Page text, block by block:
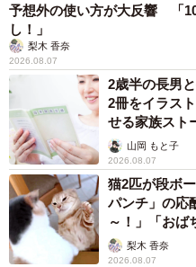
予想外の使い方が大反響 「
し！」
梨木 香奈
2026.08.07
2歳半の長男
2冊をイラス
せる家族スト
山岡 もと子
2026.08.07
猫2匹が段ボ
パンチ」の応
～！」「おば
梨木 香奈
2026.08.07